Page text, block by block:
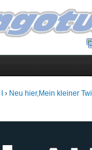
› Neu hier,Mein kleiner